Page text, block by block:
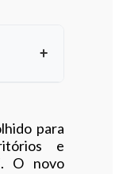
para
e
O novo